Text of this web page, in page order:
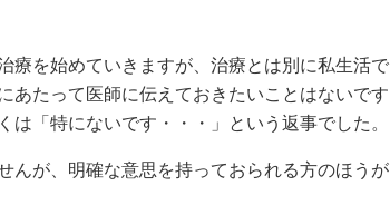
を始めていきますが、治療とは別に私生活で
あたって医師に伝えておきたいことはないです
「特にないです・・・」という返事でした。
が、明確な意思を持っておられる方のほうが